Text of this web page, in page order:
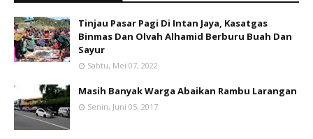
Tinjau Pasar Pagi Di Intan Jaya, Kasatgas
Binmas Dan Olvah Alhamid Berburu Buah Dan
Sayur
Sabtu, Mei 07, 2022
Masih Banyak Warga Abaikan Rambu Larangan
Senin, Juni 05, 2017